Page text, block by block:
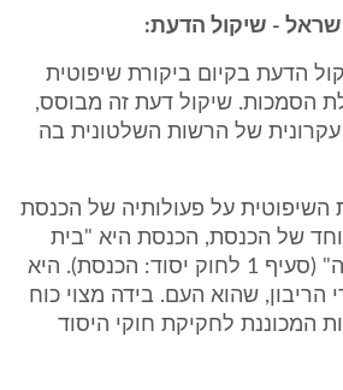
- שיקול הדעת:
הדעת בקיום ביקורת שיפוטית
הסמכות. שיקול דעת זה מבוסס,
עקרונית של הרשות השלטונית בה
השיפוטית על פעולותיה של הכנסת
של הכנסת, הכנסת היא "בית
הנבחרים של המדינה" (סעיף 1 לחוק יסוד: הכנסת). היא
הריבון, שהוא העם. בידה מצוי כוח
המכוננת לחקיקת חוקי היסוד